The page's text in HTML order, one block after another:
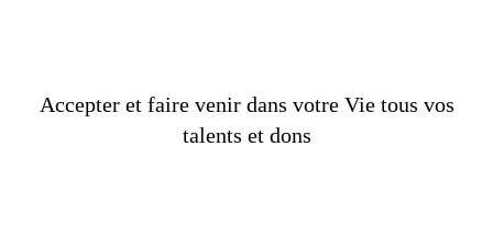
Accepter et faire venir dans votre Vie tous vos
talents et dons